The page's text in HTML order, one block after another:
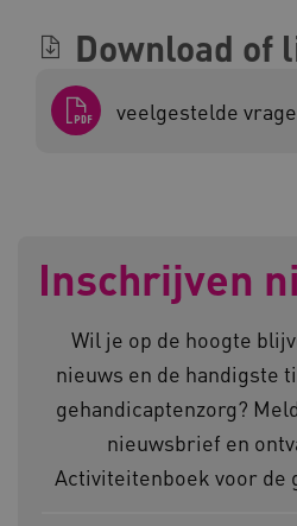
Download of
veelgestelde
Inschrijven
Wil je op de hoogte
nieuws en de handigste
gehandicaptenzorg?
nieuwsbrief en
Activiteitenboek voor de
ARRAffinity